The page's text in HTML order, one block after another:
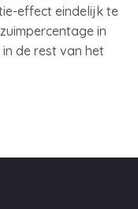
effect eindelijk te
in
de rest van het